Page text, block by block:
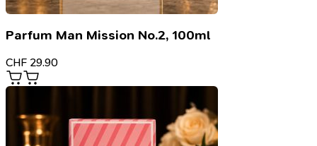
Parfum Man Mission No.2, 100ml
CHF 29.90